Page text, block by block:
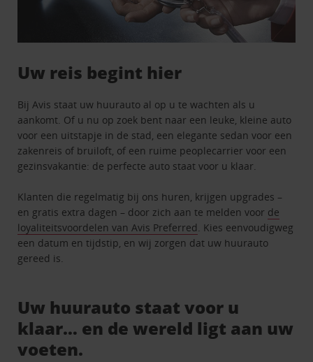
Uw reis begint hier
Bij Avis staat uw huurauto al op u te wachten als u
aankomt. Of u nu op zoek bent naar een leuke, kleine auto
voor een uitstapje in de stad, een elegante sedan voor een
zakenreis of bruiloft, of een ruime peoplecarrier voor een
gezinsvakantie: de perfecte auto staat voor u klaar.
Klanten die regelmatig bij ons huren, krijgen upgrades –
en gratis extra dagen – door zich aan te melden voor de
loyaliteitsvoordelen van Avis Preferred. Kies eenvoudigweg
een datum en tijdstip, en wij zorgen dat uw huurauto
gereed is.
Uw huurauto staat voor u
klaar… en de wereld ligt aan uw
voeten.